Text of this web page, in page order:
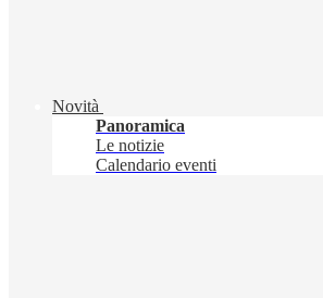
Novità
Panoramica
Le notizie
Calendario eventi